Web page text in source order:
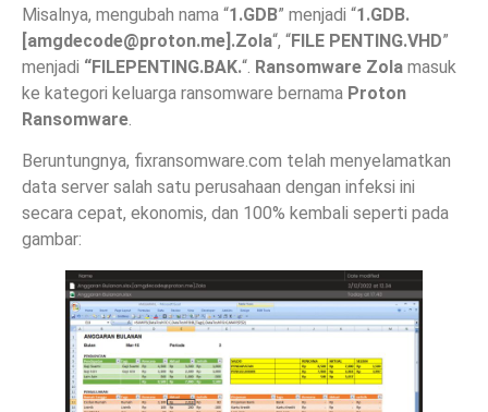
Misalnya, mengubah nama “1.GDB” menjadi “1.GDB.
[amgdecode@proton.me].Zola“, “FILE PENTING.VHD”
menjadi “FILEPENTING.BAK.“. Ransomware Zola masuk
ke kategori keluarga ransomware bernama Proton
Ransomware.
Beruntungnya, fixransomware.com telah menyelamatkan
data server salah satu perusahaan dengan infeksi ini
secara cepat, ekonomis, dan 100% kembali seperti pada
gambar: